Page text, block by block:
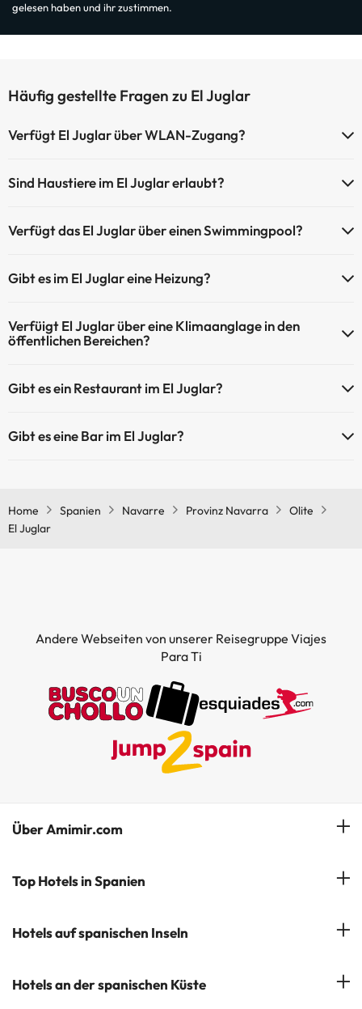
gelesen haben und ihr zustimmen.
Häufig gestellte Fragen zu El Juglar
Verfügt El Juglar über WLAN-Zugang?
Sind Haustiere im El Juglar erlaubt?
Verfügt das El Juglar über einen Swimmingpool?
eventuell gebührenpflichtig). Hier finden Sie weitere Informationen
Außenpool (Sommersaison)
Gibt es im El Juglar eine Heizung?
Verfüigt El Juglar über eine Klimaanglage in den
öffentlichen Bereichen?
Gibt es ein Restaurant im El Juglar?
Gibt es eine Bar im El Juglar?
Home Spanien Navarre Provinz Navarra
Olite
El Juglar
Andere Webseiten von unserer Reisegruppe Viajes
Para Ti
Über Amimir.com
Unser Team
Newsletter abonnieren
Top Hotels in Spanien
Hotels in Salou
Hotels in Marbella
Hotels auf spanischen Inseln
Hotels auf Mallorca
Hotels an der spanischen Küste